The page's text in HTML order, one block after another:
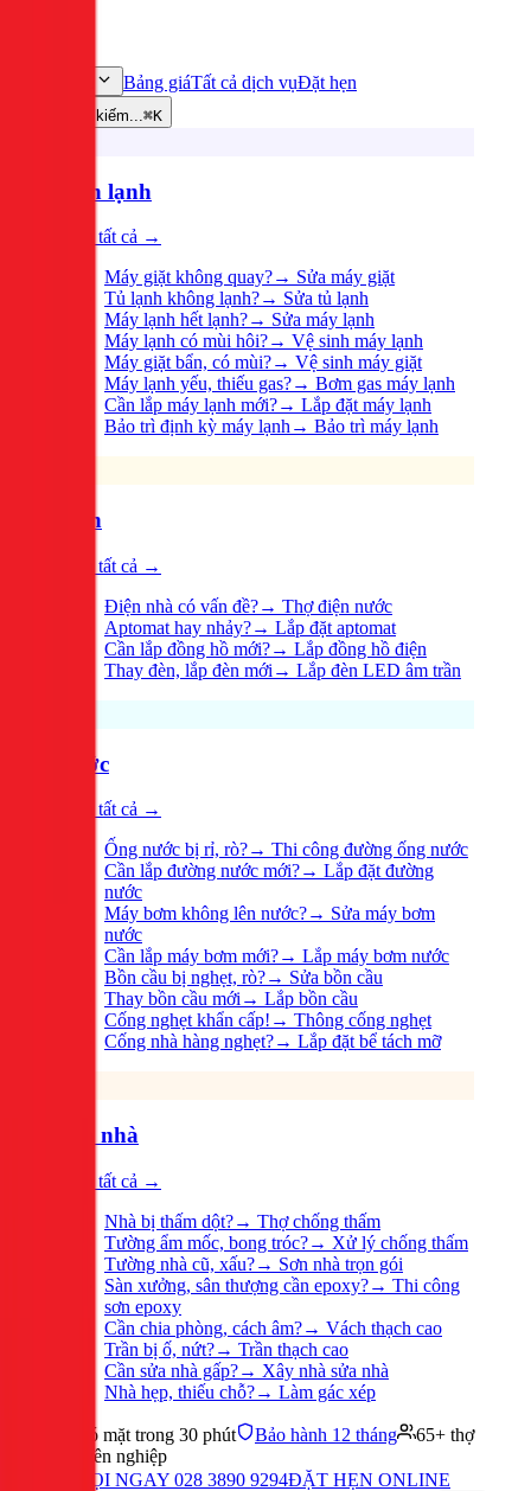
Bảng giáTất cả dịch vụĐặt hẹn
Tìm kiếm...⌘K
Điện lạnh
Xem tất cả →
Máy giặt không quay?→ Sửa máy giặt
Tủ lạnh không lạnh?→ Sửa tủ lạnh
Máy lạnh hết lạnh?→ Sửa máy lạnh
Máy lạnh có mùi hôi?→ Vệ sinh máy lạnh
Máy giặt bẩn, có mùi?→ Vệ sinh máy giặt
Máy lạnh yếu, thiếu gas?→ Bơm gas máy lạnh
Cần lắp máy lạnh mới?→ Lắp đặt máy lạnh
Bảo trì định kỳ máy lạnh→ Bảo trì máy lạnh
Điện
Xem tất cả →
Điện nhà có vấn đề?→ Thợ điện nước
Aptomat hay nhảy?→ Lắp đặt aptomat
Cần lắp đồng hồ mới?→ Lắp đồng hồ điện
Thay đèn, lắp đèn mới → Lắp đèn LED âm trần
Nước
Xem tất cả →
Ống nước bị rỉ, rò?→ Thi công đường ống nước
Cần lắp đường nước mới?→ Lắp đặt đường
nước
Máy bơm không lên nước?→ Sửa máy bơm
nước
Cần lắp máy bơm mới?→ Lắp máy bơm nước
Bồn cầu bị nghẹt, rò?→ Sửa bồn cầu
Thay bồn cầu mới → Lắp bồn cầu
Cống nghẹt khẩn cấp! → Thông cống nghẹt
Cống nhà hàng nghẹt?→ Lắp đặt bể tách mỡ
Sửa nhà
Xem tất cả →
Nhà bị thấm dột?→ Thợ chống thấm
Tường ẩm mốc, bong tróc?→ Xử lý chống thấm
Tường nhà cũ, xấu?→ Sơn nhà trọn gói
Sàn xưởng, sân thượng cần epoxy?→ Thi công
sơn epoxy
Cần chia phòng, cách âm?→ Vách thạch cao
Trần bị ố, nứt?→ Trần thạch cao
Cần sửa nhà gấp?→ Xây nhà sửa nhà
Nhà hẹp, thiếu chỗ?→ Làm gác xép
Có mặt trong 30 phút Bảo hành 12 tháng
65+ thợ
chuyên nghiệp
GỌI NGAY 028 3890 9294ĐẶT HẸN ONLINE